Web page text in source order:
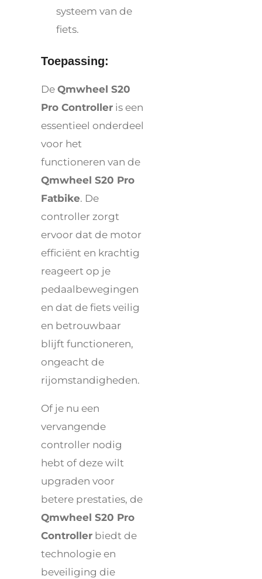
systeem van de
fiets.
Toepassing:
DeQmwheel S20
Pro Controller is een
essentieel onderdeel
voor het
functioneren van de
Qmwheel S20 Pro
Fatbike. De
controller zorgt
ervoor dat de motor
efficiënt en krachtig
reageert op je
pedaalbewegingen
en dat de fiets veilig
en betrouwbaar
blijft functioneren,
ongeacht de
rijomstandigheden.
Of je nu een
vervangende
controller nodig
hebt of deze wilt
upgraden voor
betere prestaties, de
Qmwheel S20 Pro
Controller biedt de
technologie en
beveiliging die